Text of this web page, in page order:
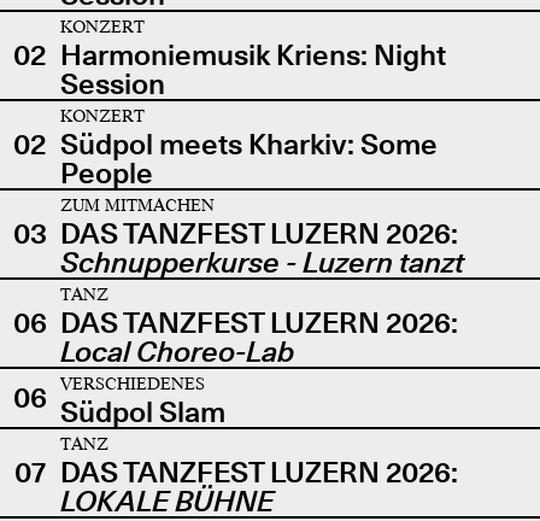
02
KONZERT
Harmoniemusik Kriens: Night
Session
02
KONZERT
Südpol meets Kharkiv: Some
People
03
ZUM MITMACHEN
DAS TANZFEST LUZERN 2026:
Schnupperkurse - Luzern tanzt
06
TANZ
DAS TANZFEST LUZERN 2026:
Local Choreo-Lab
06
VERSCHIEDENES
Südpol Slam
07
TANZ
DAS TANZFEST LUZERN 2026:
LOKALE BÜHNE